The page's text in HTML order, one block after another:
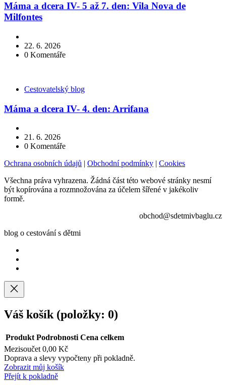
Máma a dcera IV- 5 až 7. den: Vila Nova de
Milfontes
22. 6. 2026
0 Komentáře
KategorieCestovatelský blog
Máma a dcera IV- 4. den: Arrifana
21. 6. 2026
0 Komentáře
Ochrana osobních údajů | Obchodní podmínky | Cookies
Všechna práva vyhrazena. Žádná část této webové stránky nesmí
být kopírována a rozmnožována za účelem šířené v jakékoliv
formě.
obchod@sdetmivbaglu.cz
blog o cestování s dětmi
Váš košík (položky: 0)
Produkty
v
Produkt Podrobnosti Cena celkem
Mezisoučet 0,00 Kč
Doprava a slevy vypočteny při pokladně.
Zobrazit můj košík
Přejít k pokladně